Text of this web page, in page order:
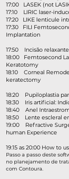
17:00 LASEK (not
17:10 LIRIC laser-
17:20 LIKE lenticule
17:30 FILI
Implantation
17:50 Incisão
18:00 Femtosecond
Keratotomy
18:10 Corneal
keratectomy
18:20 Pupiloplastia
18:30 Iris artificial:
18:40 Anel
18:50 Lente escleral
19:00 Refractive
human Experience
19:15 as 20:00 How to
Passo a passo deste
no planejamento de
com Contoura.